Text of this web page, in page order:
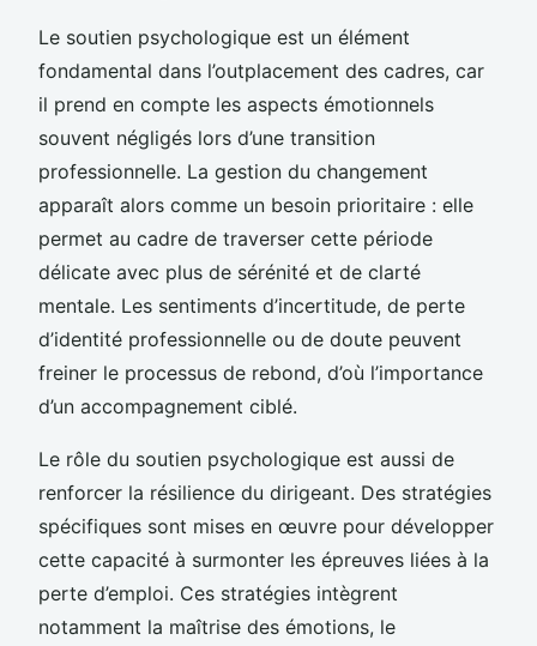
Le soutien psychologique est un élément
fondamental dans l’outplacement des cadres, car
il prend en compte les aspects émotionnels
souvent négligés lors d’une transition
professionnelle. La gestion du changement
apparaît alors comme un besoin prioritaire : elle
permet au cadre de traverser cette période
délicate avec plus de sérénité et de clarté
mentale. Les sentiments d’incertitude, de perte
d’identité professionnelle ou de doute peuvent
freiner le processus de rebond, d’où l’importance
d’un accompagnement ciblé.
Le rôle du soutien psychologique est aussi de
renforcer la résilience du dirigeant. Des stratégies
spécifiques sont mises en œuvre pour développer
cette capacité à surmonter les épreuves liées à la
perte d’emploi. Ces stratégies intègrent
notamment la maîtrise des émotions, le